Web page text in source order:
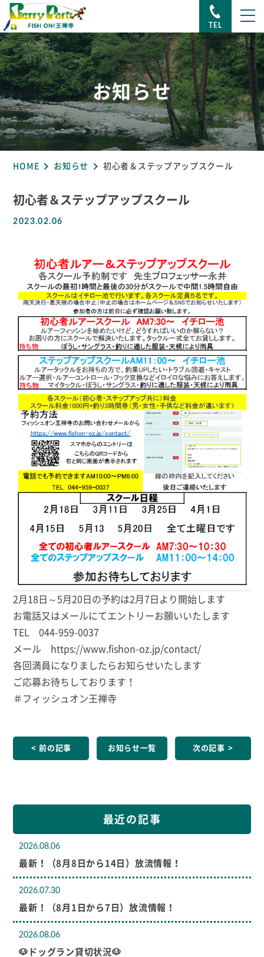
TEL
お知らせ
HOME お知らせ 初心者＆ステップアップスクール
初心者＆ステップアップスクール
2023.02.06
2月18日～5月20日の予約は2月7日より開始します
お電話又はメールにてエントリーお願いいたします
TEL 044-959-0037
メール
https://www.fishon-oz.jp/contact/
各回満員になりましたらお知らせいたします
ご応募お待ちしております！
＃フィッシュオン王禅寺
前の記事 お知らせ一覧 次の記事
最近の記事
2026.08.06
最新！（8月8日から14日）放流情報！
2026.07.30
最新！（8月1日から7日）放流情報！
2026.08.06
🐶ドッグラン貸切状況🐶